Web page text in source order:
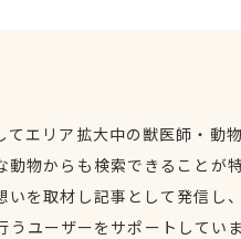
エリア拡大中の獣医師・動
物からも検索できることが
いを取材し記事として発信し
うユーザーをサポートしてい